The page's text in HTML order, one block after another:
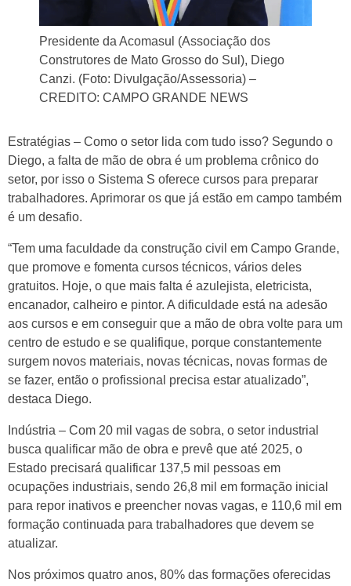
Presidente da Acomasul (Associação dos
Construtores de Mato Grosso do Sul), Diego
Canzi. (Foto: Divulgação/Assessoria) –
CREDITO: CAMPO GRANDE NEWS
Estratégias – Como o setor lida com tudo isso? Segundo o
Diego, a falta de mão de obra é um problema crônico do
setor, por isso o Sistema S oferece cursos para preparar
trabalhadores. Aprimorar os que já estão em campo também
é um desafio.
“Tem uma faculdade da construção civil em Campo Grande,
que promove e fomenta cursos técnicos, vários deles
gratuitos. Hoje, o que mais falta é azulejista, eletricista,
encanador, calheiro e pintor. A dificuldade está na adesão
aos cursos e em conseguir que a mão de obra volte para um
centro de estudo e se qualifique, porque constantemente
surgem novos materiais, novas técnicas, novas formas de
se fazer, então o profissional precisa estar atualizado”,
destaca Diego.
Indústria – Com 20 mil vagas de sobra, o setor industrial
busca qualificar mão de obra e prevê que até 2025, o
Estado precisará qualificar 137,5 mil pessoas em
ocupações industriais, sendo 26,8 mil em formação inicial
para repor inativos e preencher novas vagas, e 110,6 mil em
formação continuada para trabalhadores que devem se
atualizar.
Nos próximos quatro anos, 80% das formações oferecidas